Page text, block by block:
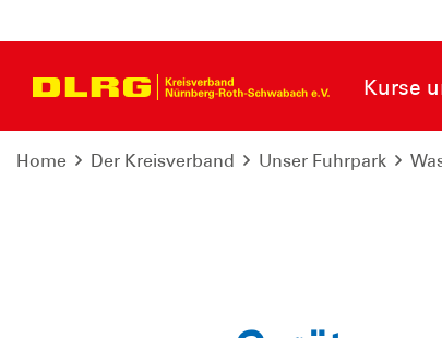
Kurse
Home Der Kreisverband Unser Fuhrpark